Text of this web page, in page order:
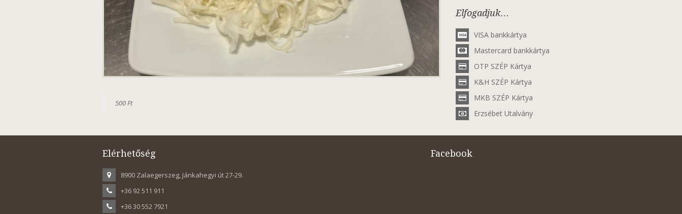
500 Ft
Elfogadjuk…
VISA bankkártya
Mastercard bankkártya
OTP SZÉP Kártya
K&H SZÉP Kártya
MKB SZÉP Kártya
Erzsébet Utalvány
Elérhetőség
8900 Zalaegerszeg, Jánkahegyi út 27-29.
+36 92 511 911
+36 30 552 7921
Facebook